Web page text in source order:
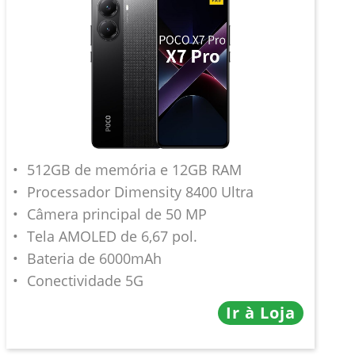
512GB de memória e 12GB RAM
Processador Dimensity 8400 Ultra
Câmera principal de 50 MP
Tela AMOLED de 6,67 pol.
Bateria de 6000mAh
Conectividade 5G
Ir à Loja